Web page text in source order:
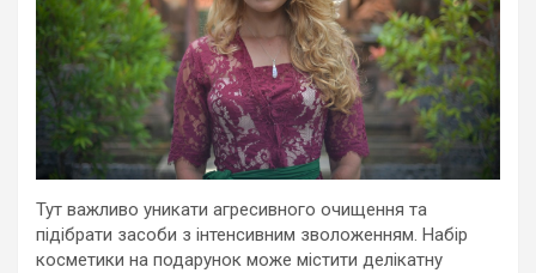
Тут важливо уникати агресивного очищення та
підібрати засоби з інтенсивним зволоженням. Набір
косметики на подарунок може містити делікатну